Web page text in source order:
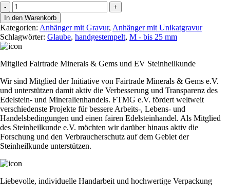
-
Stamp
it
"Er
erfülle
Deine..."
Menge
+
In den Warenkorb
Kategorien: Anhänger mit Gravur, Anhänger mit Unikatgravur
Schlagwörter: Glaube, handgestempelt, M - bis 25 mm
Mitglied Fairtrade Minerals & Gems und EV Steinheilkunde
Wir sind Mitglied der Initiative von Fairtrade Minerals & Gems e.V.
und unterstützen damit aktiv die Verbesserung und Transparenz des
Edelstein- und Mineralienhandels. FTMG e.V. fördert weltweit
verschiedenste Projekte für bessere Arbeits-, Lebens- und
Handelsbedingungen und einen fairen Edelsteinhandel. Als Mitglied
des Steinheilkunde e.V. möchten wir darüber hinaus aktiv die
Forschung und den Verbraucherschutz auf dem Gebiet der
Steinheilkunde unterstützen.
Liebevolle, individuelle Handarbeit und hochwertige Verpackung